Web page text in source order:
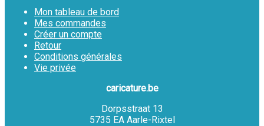
Mon tableau de bord
Mes commandes
Créer un compte
Retour
Conditions générales
Vie privée
caricature.be
Dorpsstraat 13
5735 EA Aarle-Rixtel